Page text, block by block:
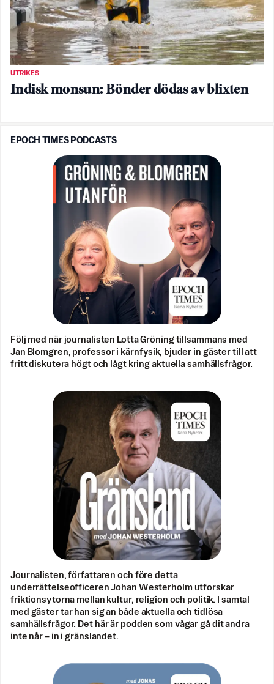
UTRIKES
Indisk monsun: Bönder dödas av blixten
EPOCH TIMES PODCASTS
Följ med när journalisten Lotta Gröning tillsammans med
Jan Blomgren, professor i kärnfysik, bjuder in gäster till att
fritt diskutera högt och lågt kring aktuella samhällsfrågor.
Journalisten, författaren och före detta
underrättelseofficeren Johan Westerholm utforskar
friktionsytorna mellan kultur, religion och politik. I samtal
med gäster tar han sig an både aktuella och tidlösa
samhällsfrågor. Det här är podden som vågar gå dit andra
inte når – in i gränslandet.